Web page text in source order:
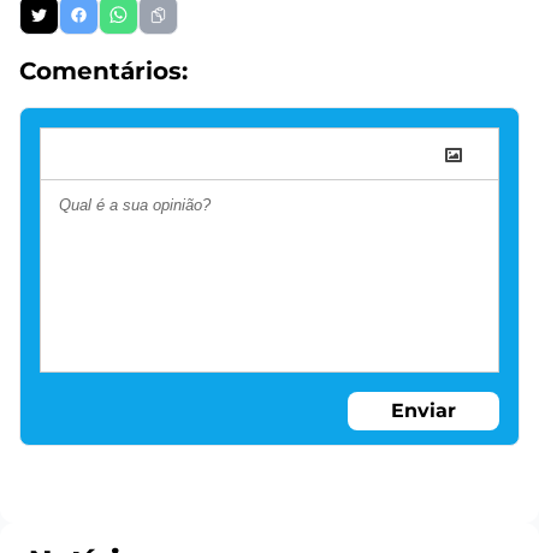
Comentários:
Enviar